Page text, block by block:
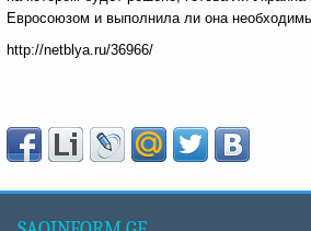
Евросоюзом и выполнила ли она
http://netblya.ru/36966/